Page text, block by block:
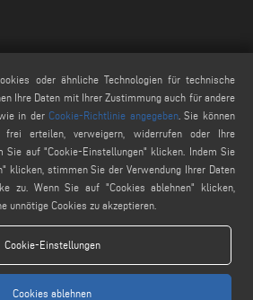
oder ähnliche Technologien für technische
Ihre Daten mit Ihrer Zustimmung auch für andere
in der Cookie-Richtlinie angegeben. Sie können
frei erteilen, verweigern, widerrufen oder Ihre
Sie auf "Cookie-Einstellungen" klicken. Indem Sie
klicken, stimmen Sie der Verwendung Ihrer Daten
zu. Wenn Sie auf "Cookies ablehnen" klicken,
unnötige Cookies zu akzeptieren.
Cookie-Einstellungen
Cookies ablehnen